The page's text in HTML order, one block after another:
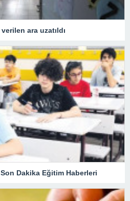
ara uzatıldı
Dakika Eğitim Haberleri